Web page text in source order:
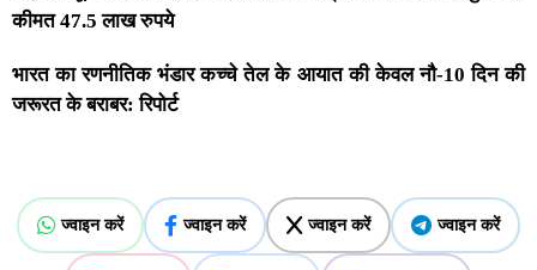
कीमत 47.5 लाख रुपये
भारत का रणनीतिक भंडार कच्चे तेल के आयात की केवल नौ-10 दिन की
जरूरत के बराबर: रिपोर्ट
ज्वाइन करें ज्वाइन करें ज्वाइन करें ज्वाइन करें